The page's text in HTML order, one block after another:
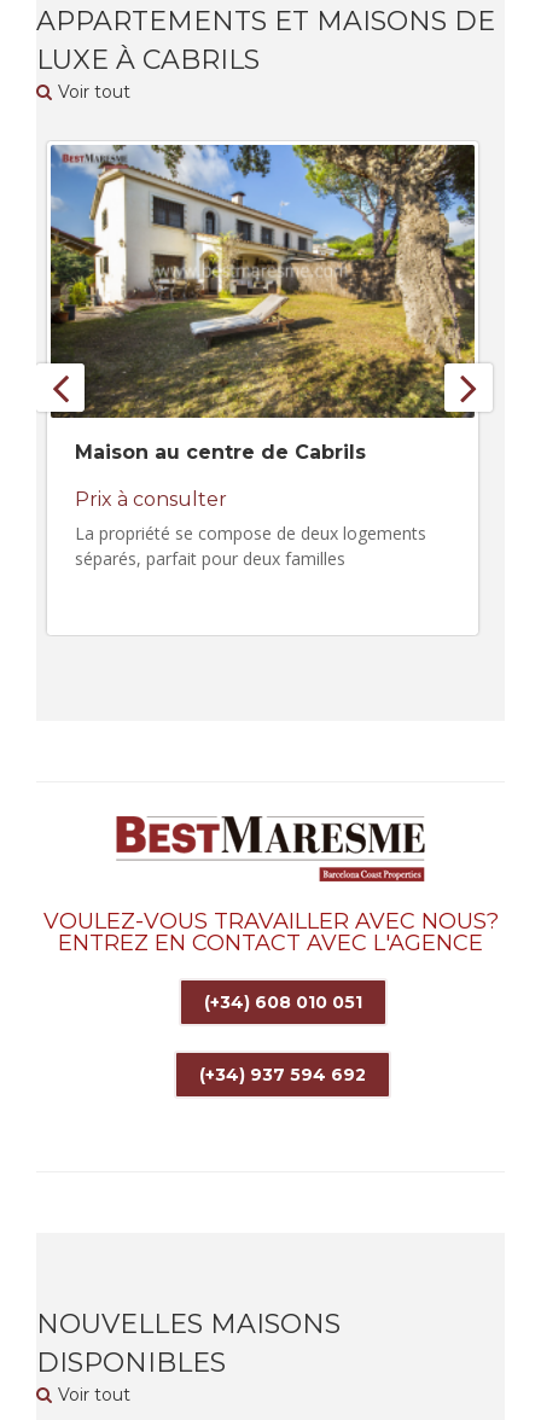
APPARTEMENTS ET MAISONS DE
LUXE À CABRILS
Voir tout
Maison au centre de Cabrils
Prix à consulter
La propriété se compose de deux logements
séparés, parfait pour deux familles
VOULEZ-VOUS TRAVAILLER AVEC NOUS?
ENTREZ EN CONTACT AVEC L'AGENCE
(+34) 608 010 051
(+34) 937 594 692
NOUVELLES MAISONS
DISPONIBLES
Voir tout